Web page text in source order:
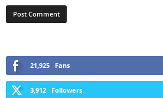
21,925 Fans
3,912 Followers